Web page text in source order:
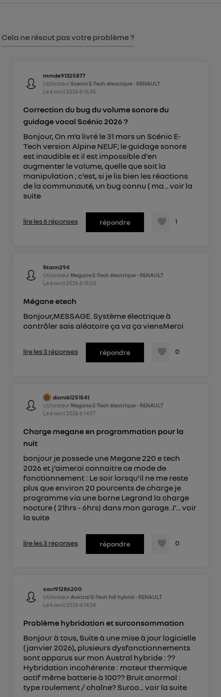
Cela ne résout pas votre problème ?
mmde91325877
UtilisateurScenic E-Tech électrique - RENAULT
Le6 avril 2026à 16:35
Correction du bug du volume sonore du
guidage vocal Scénic 2026 ?
Bonjour, On m'a livré le 31 mars un Scénic E-
Tech version Alpine NEUF; le guidage sonore
est inaudible et il est impossible d'en
augmenter le volume, quelle que soit la
manipulation ; c'est, si je lis bien les réactions
de la communauté, un bug connu ( ma... voir la
suite
lire les 6 réponses répondre 1
Stann294
Utilisateur Megane E-Tech électrique - RENAULT
Le6 avril 2026à 15:02
Mégane etech
Bonjour,MESSAGE. Système électrique à
contrôler sais aléatoire ça va ça viensMerci
lire les 3 réponses répondre 0
domi61251541
Utilisateur Megane E-Tech électrique - RENAULT
Le6 avril 2026à 14:57
Charge megane en programmation pour la
nuit
bonjour je possede une Megane 220 e tech
2026 et j'aimerai connaitre ce mode de
fonctionnement : Le soir lorsqu'il ne me reste
plus que environ 20 pourcents de charge je
programme via une borne Legrand la charge
nocture ( 21hrs - 6hrs) dans mon garage. J'... voir
la suite
lire les 3 réponses répondre 0
xavi91286200
Utilisateur Austral E-Tech full hybrid - RENAULT
Le6 avril 2026à 14:24
Problème hybridation et surconsommation
Bonjour à tous, Suite à une mise à jour logicielle
(janvier 2026), plusieurs dysfonctionnements
sont apparus sur mon Austral hybride : ??
Hybridation incohérente : moteur thermique
actif même batterie à 100?? Bruit anormal :
type roulement / chaîne? Surco... voir la suite
Pour plus d'informations, veuillez consulter
Politique d'information sur les données